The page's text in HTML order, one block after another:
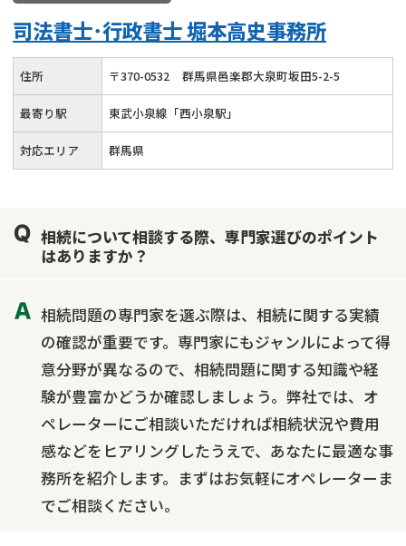
司法書士･行政書士 堀本高史事務所
住所 〒370-0532 群馬県邑楽郡大泉町坂田5-2-5
最寄り駅 東武小泉線「西小泉駅」
対応エリア 群馬県
相続について相談する際、専門家選びのポイント
はありますか？
相続問題の専門家を選ぶ際は、相続に関する実績
の確認が重要です。専門家にもジャンルによって得
意分野が異なるので、相続問題に関する知識や経
験が豊富かどうか確認しましょう。弊社では、オ
ペレーターにご相談いただければ相続状況や費用
感などをヒアリングしたうえで、あなたに最適な事
務所を紹介します。まずはお気軽にオペレーターま
でご相談ください。